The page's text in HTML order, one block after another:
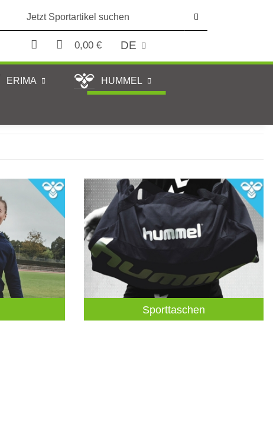
DE
0,00 €
ERIMA HUMMEL
Sporttaschen